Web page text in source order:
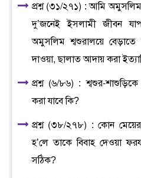
প্রশ্ন (৩১/২৭১) : আমি অমুসলিম
দু’জনেই ইসলামী জীবন
অমুসলিম শ্বশুরালয়ে বেড়াতে
দাওয়া, ছালাত আদায় করা
প্রশ্ন (৬/৮৬) : শ্বশুর-
করা যাবে কি?
প্রশ্ন (৩৮/২৭৮) : কোন মেয়ের
হ’লে তাকে বিবাহ দেওয়া
সঠিক?